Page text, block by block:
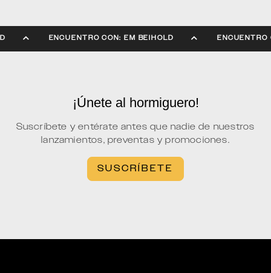
ENCUENTRO CON: EM BEIHOLD
¡Únete al hormiguero!
Suscríbete y entérate antes que nadie de nuestros
lanzamientos, preventas y promociones.
SUSCRÍBETE